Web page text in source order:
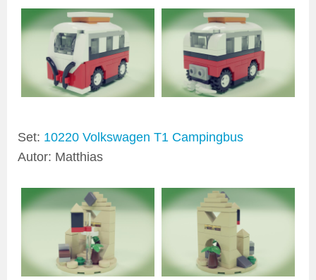
Set: 10220 Volkswagen T1 Campingbus
Autor: Matthias